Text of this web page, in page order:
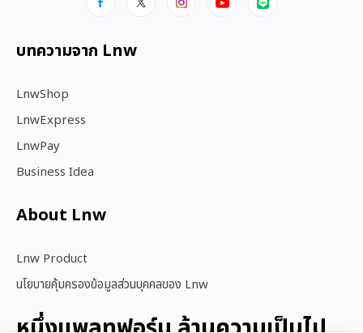
บทความจาก Lnw
LnwShop
LnwExpress
LnwPay
Business Idea
About Lnw​
Lnw Product
นโยบายคุ้มครองข้อมูลส่วนบุคคลของ Lnw